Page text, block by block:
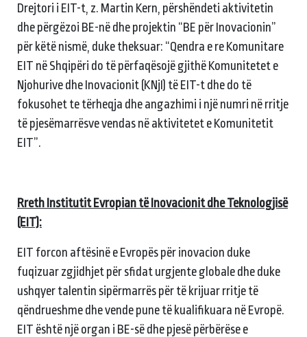
Drejtori i EIT-t, z. Martin Kern, përshëndeti aktivitetin
dhe përgëzoi BE-në dhe projektin “BE për Inovacionin”
për këtë nismë, duke theksuar: “Qendra e re Komunitare
EIT në Shqipëri do të përfaqësojë gjithë Komunitetet e
Njohurive dhe Inovacionit (KNjI) të EIT-t dhe do të
fokusohet te tërheqja dhe angazhimi i një numri në rritje
të pjesëmarrësve vendas në aktivitetet e Komunitetit
EIT”.
Rreth Institutit Evropian të Inovacionit dhe Teknologjisë
(EIT):
EIT forcon aftësinë e Evropës për inovacion duke
fuqizuar zgjidhjet për sfidat urgjente globale dhe duke
ushqyer talentin sipërmarrës për të krijuar rritje të
qëndrueshme dhe vende pune të kualifikuara në Evropë.
EIT është një organ i BE-së dhe pjesë përbërëse e